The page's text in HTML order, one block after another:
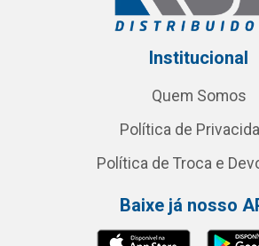
Institucional
Quem Somos
Política de
Política de Troca e
Baixe já nosso